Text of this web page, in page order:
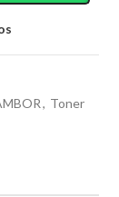
, Toner